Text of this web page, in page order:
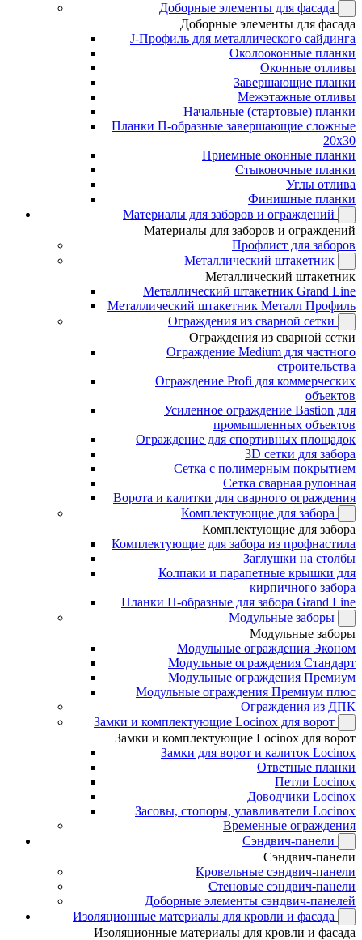
Доборные элементы для фасада
Доборные элементы для фасада
J-Профиль для металлического сайдинга
Околооконные планки
Оконные отливы
Завершающие планки
Межэтажные отливы
Начальные (стартовые) планки
Планки П-образные завершающие сложные
20x30
Приемные оконные планки
Стыковочные планки
Углы отлива
Финишные планки
Материалы для заборов и ограждений
Материалы для заборов и ограждений
Профлист для заборов
Металлический штакетник
Металлический штакетник
Металлический штакетник Grand Line
Металлический штакетник Металл Профиль
Ограждения из сварной сетки
Ограждения из сварной сетки
Ограждение Medium для частного
строительства
Ограждение Profi для коммерческих
объектов
Усиленное ограждение Bastion для
промышленных объектов
Ограждение для спортивных площадок
3D сетки для забора
Сетка с полимерным покрытием
Сетка сварная рулонная
Ворота и калитки для сварного ограждения
Комплектующие для забора
Комплектующие для забора
Комплектующие для забора из профнастила
Заглушки на столбы
Колпаки и парапетные крышки для
кирпичного забора
Планки П-образные для забора Grand Line
Модульные заборы
Модульные заборы
Модульные ограждения Эконом
Модульные ограждения Стандарт
Модульные ограждения Премиум
Модульные ограждения Премиум плюс
Ограждения из ДПК
Замки и комплектующие Locinox для ворот
Замки и комплектующие Locinox для ворот
Замки для ворот и калиток Locinox
Ответные планки
Петли Locinox
Доводчики Locinox
Засовы, стопоры, улавливатели Locinox
Временные ограждения
Сэндвич-панели
Сэндвич-панели
Кровельные сэндвич-панели
Стеновые сэндвич-панели
Доборные элементы сэндвич-панелей
Изоляционные материалы для кровли и фасада
Изоляционные материалы для кровли и фасада